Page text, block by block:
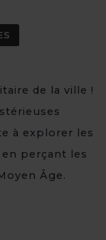
de la ville !
à explorer les
perçant les
Âge.